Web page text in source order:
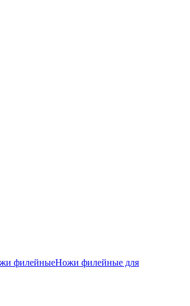
филейныеНожи филейные для